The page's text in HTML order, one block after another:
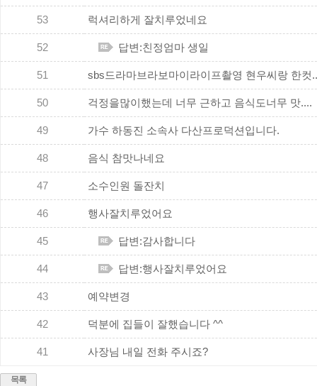
53 럭셔리하게 잘치루었네요
52 답변:친정엄마 생일
51 sbs드라마브라보마이라이프촬영 현우씨랑 한컷
50 걱정을많이했는데 너무 근하고 음식도너무 맛....
49 가수 하동진 소속사 다산프로덕션입니다.
48 음식 참맛나네요
47 소수인원 돌잔치
46 행사잘치루었어요
45 답변:감사합니다
44 답변:행사잘치루었어요
43 예약변경
42 덕분에 집들이 잘했습니다 ^^
41 사장님 내일 전화 주시죠?
목록